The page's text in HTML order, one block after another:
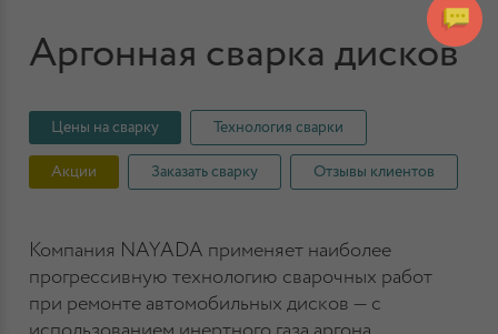
Аргонная сварка дисков
Цены на сварку Технология сварки
Акции Заказать сварку Отзывы клиентов
Компания NAYADA применяет наиболее
прогрессивную технологию сварочных работ
при ремонте автомобильных дисков — с